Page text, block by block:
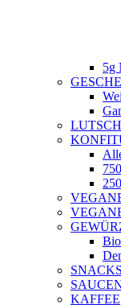
5g
Bio
SNACKS
KAFFEE